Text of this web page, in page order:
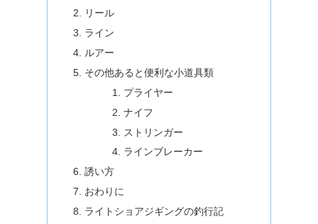
リール
ライン
ルアー
その他あると便利な小道具類
プライヤー
ナイフ
ストリンガー
ラインブレーカー
誘い方
おわりに
ライトショアジギングの釣行記